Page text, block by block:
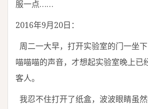
服一点……
2016年9月20日：
周二一大早，打开实验室的门一坐
喵喵喵的声音，才想起实验室晚上已
客人。
我忍不住打开了纸盒，波波眼睛虽